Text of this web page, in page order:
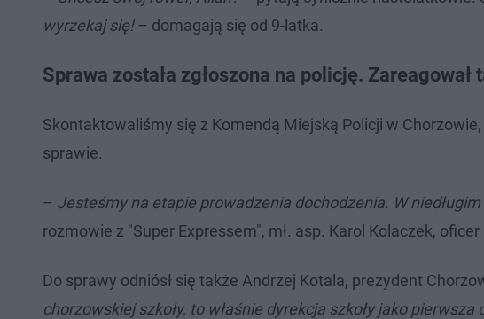
wyrzekaj się!– domagają się od 9-latka.
Sprawa została zgłoszona na policję.
Skontaktowaliśmy się z Komendą Miejską Policji w
sprawie.
– Jesteśmy na etapie prowadzenia dochodzenia. W
rozmowie z "Super Expressem", mł. asp. Karol Kolaczek,
Do sprawy odniósł się także Andrzej Kotala, prezydent
chorzowskiej szkoły, to właśnie dyrekcja szkoły jako